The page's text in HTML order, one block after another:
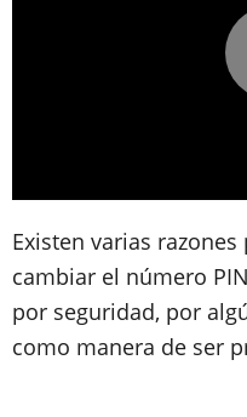
Existen varias
cambiar el número
por seguridad, por
como manera de ser